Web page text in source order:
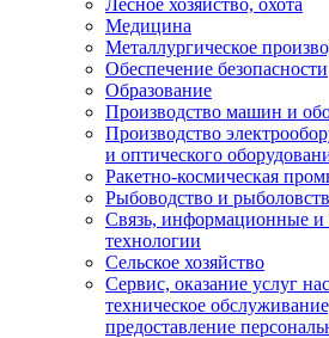
Лесное хозяйство, охота
Медицина
Металлургическое
Обеспечение безопасности
Образование
Производство машин и
Производство
и оптического
Ракетно-космическая
Рыбоводство и
Связь, информационные
технологии
Сельское хозяйство
Сервис, оказание услуг
техническое
предоставление